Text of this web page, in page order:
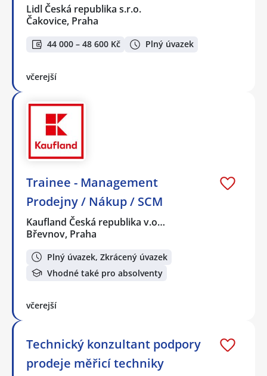
Lidl Česká republika s.r.o.
Čakovice, Praha
44 000 – 48 600 Kč Plný úvazek
včerejší
Trainee - Management
Prodejny / Nákup / SCM
Kaufland Česká republika v.o…
Břevnov, Praha
Plný úvazek, Zkrácený úvazek
Vhodné také pro absolventy
včerejší
Technický konzultant podpory
prodeje měřicí techniky